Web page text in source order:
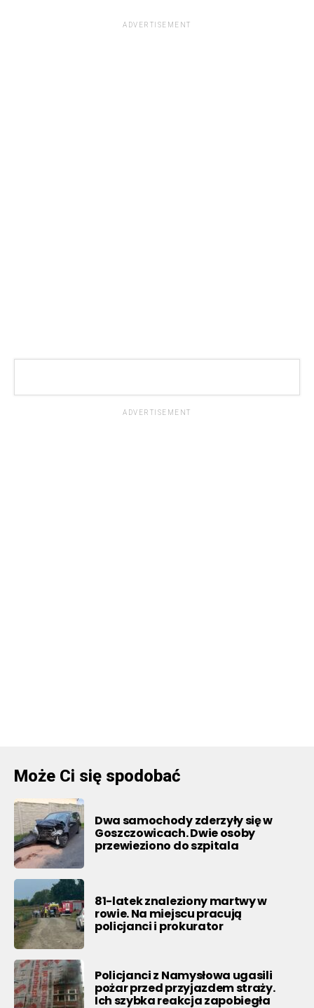
ADVERTISEMENT
ADVERTISEMENT
Może Ci się spodobać
Dwa samochody zderzyły się w
Goszczowicach. Dwie osoby
przewieziono do szpitala
81-latek znaleziony martwy w
rowie. Na miejscu pracują
policjanci i prokurator
Policjanci z Namysłowa ugasili
pożar przed przyjazdem straży.
Ich szybka reakcja zapobiegła